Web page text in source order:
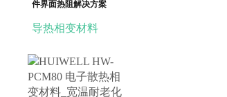
件界面热阻解决方案
导热相变材料